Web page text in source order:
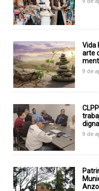
Vida
arte
9 de
9 de